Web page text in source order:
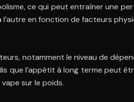
ce qui peut entraîner une
en fonction de facteurs
notamment le niveau de
l’appétit à long terme peut
sur le poids.